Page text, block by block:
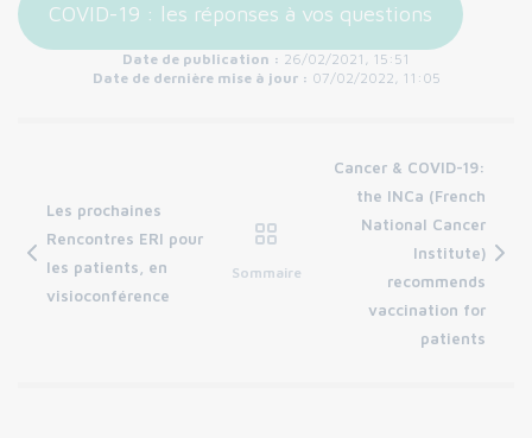
COVID-19 : les réponses à vos questions
Date de publication : 26/02/2021, 15:51
Date de dernière mise à jour : 07/02/2022, 11:05
Les prochaines
Rencontres ERI pour
les patients, en
visioconférence
Sommaire
Cancer & COVID-19:
the INCa (French
National Cancer
Institute)
recommends
vaccination for
patients